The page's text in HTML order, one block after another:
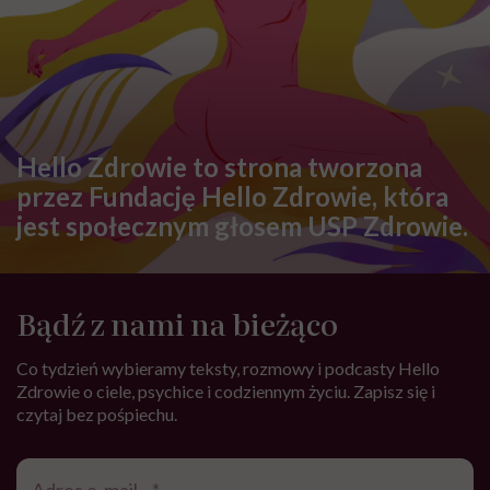
Hello Zdrowie to strona tworzona
przez Fundację Hello Zdrowie, która
jest społecznym głosem USP Zdrowie.
Bądź z nami na bieżąco
Co tydzień wybieramy teksty, rozmowy i podcasty Hello
Zdrowie o ciele, psychice i codziennym życiu. Zapisz się i
czytaj bez pośpiechu.
Adres